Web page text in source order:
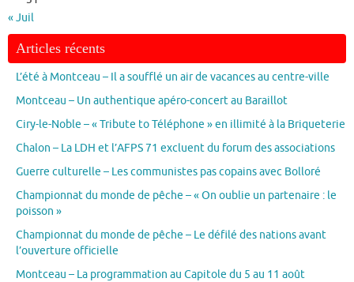
« Juil
Articles récents
L’été à Montceau – Il a soufflé un air de vacances au centre-ville
Montceau – Un authentique apéro-concert au Baraillot
Ciry-le-Noble – « Tribute to Téléphone » en illimité à la Briqueterie
Chalon – La LDH et l’AFPS 71 excluent du forum des associations
Guerre culturelle – Les communistes pas copains avec Bolloré
Championnat du monde de pêche – « On oublie un partenaire : le
poisson »
Championnat du monde de pêche – Le défilé des nations avant
l’ouverture officielle
Montceau – La programmation au Capitole du 5 au 11 août